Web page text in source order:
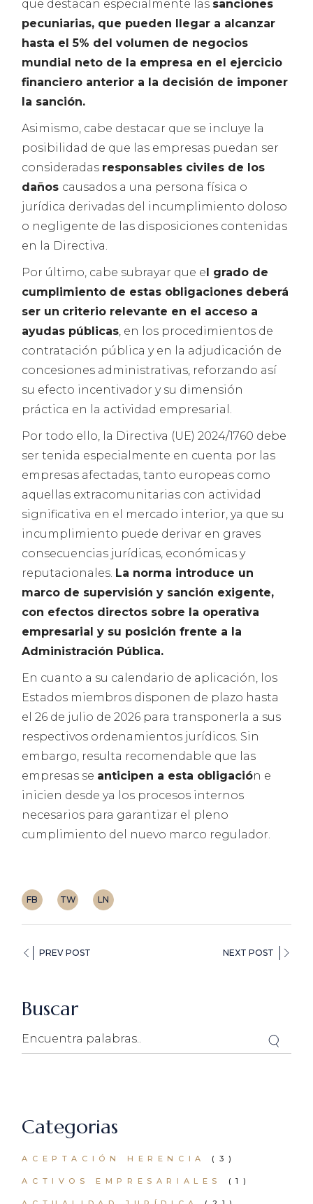
que destacan especialmente las sanciones
pecuniarias, que pueden llegar a alcanzar
hasta el 5% del volumen de negocios
mundial neto de la empresa en el ejercicio
financiero anterior a la decisión de imponer
la sanción.
Asimismo, cabe destacar que se incluye la
posibilidad de que las empresas puedan ser
consideradas responsables civiles de los
daños causados a una persona física o
jurídica derivadas del incumplimiento doloso
o negligente de las disposiciones contenidas
en la Directiva.
Por último, cabe subrayar que el grado de
cumplimiento de estas obligaciones deberá
ser un criterio relevante en el acceso a
ayudas públicas, en los procedimientos de
contratación pública y en la adjudicación de
concesiones administrativas, reforzando así
su efecto incentivador y su dimensión
práctica en la actividad empresarial.
Por todo ello, la Directiva (UE) 2024/1760 debe
ser tenida especialmente en cuenta por las
empresas afectadas, tanto europeas como
aquellas extracomunitarias con actividad
significativa en el mercado interior, ya que su
incumplimiento puede derivar en graves
consecuencias jurídicas, económicas y
reputacionales. La norma introduce un
marco de supervisión y sanción exigente,
con efectos directos sobre la operativa
empresarial y su posición frente a la
Administración Pública.
En cuanto a su calendario de aplicación, los
Estados miembros disponen de plazo hasta
el 26 de julio de 2026 para transponerla a sus
respectivos ordenamientos jurídicos. Sin
embargo, resulta recomendable que las
empresas se anticipen a esta obligación e
inicien desde ya los procesos internos
necesarios para garantizar el pleno
cumplimiento del nuevo marco regulador.
FB TW LN
PREV POST NEXT POST
Buscar
Search
Categorias
ACEPTACIÓN HERENCIA (3)
ACTIVOS EMPRESARIALES (1)